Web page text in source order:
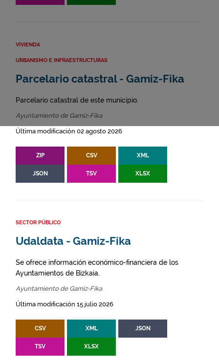
VIVIENDA
URBANISMO E INFRAESTRUCTURAS
Parcelario catastral - Gamiz-Fika
Parcelario catastral de este municipio.
Ayuntamiento de Gamiz-Fika
Última modificación 02 agosto 2026
ZIP CSV XML
JSON TSV XLSX
SECTOR PÚBLICO
Udaldata - Gamiz-Fika
Se ofrece información económico-financiera de los
Ayuntamientos de Bizkaia.
Ayuntamiento de Gamiz-Fika
Última modificación 15 julio 2026
CSV XML JSON
TSV XLSX